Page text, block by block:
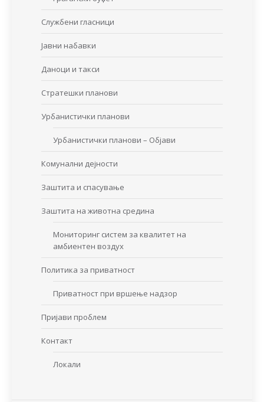
Службени гласници
Јавни набавки
Даноци и такси
Стратешки планови
Урбанистички планови
Урбанистички планови – Објави
Комунални дејности
Заштита и спасување
Заштита на животна средина
Мониторинг систем за квалитет на
амбиентен воздух
Политика за приватност
Приватност при вршење надзор
Пријави проблем
Контакт
Локали